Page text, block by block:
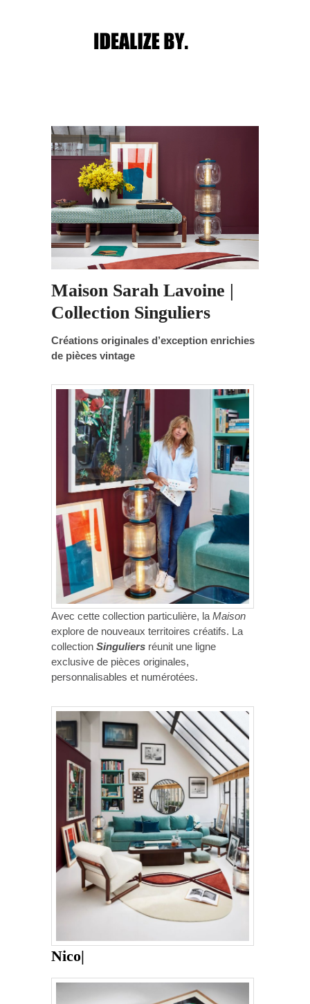
Post navigation
Maison Sarah Lavoine |
Collection Singuliers
Créations originales d’exception enrichies
de pièces vintage
Avec cette collection particulière, la Maison
explore de nouveaux territoires créatifs. La
collection Singuliers réunit une ligne
exclusive de pièces originales,
personnalisables et numérotées.
Nico|